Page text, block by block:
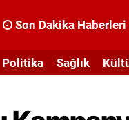
Son Dakika Haberleri
Politika Sağlık